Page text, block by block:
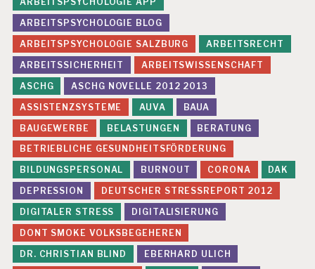
ARBEITSPSYCHOLOGIE BLOG
ARBEITSPSYCHOLOGIE SALZBURG
ARBEITSRECHT
ARBEITSSICHERHEIT
ARBEITSWISSENSCHAFT
ASCHG
ASCHG NOVELLE 2012 2013
ASSISTENZSYSTEME
AUVA
BAUA
BAUGEWERBE
BELASTUNGEN
BERATUNG
BETRIEBLICHE GESUNDHEITSFÖRDERUNG
BILDUNGSPERSONAL
BURNOUT CORONA
DAK
DEPRESSION
DEUTSCHER STRESSREPORT 2012
DIGITALER STRESS
DIGITALISIERUNG
DONT SMOKE VOLKSBEGEHEREN
DR. CHRISTIAN BLIND
EBERHARD ULICH